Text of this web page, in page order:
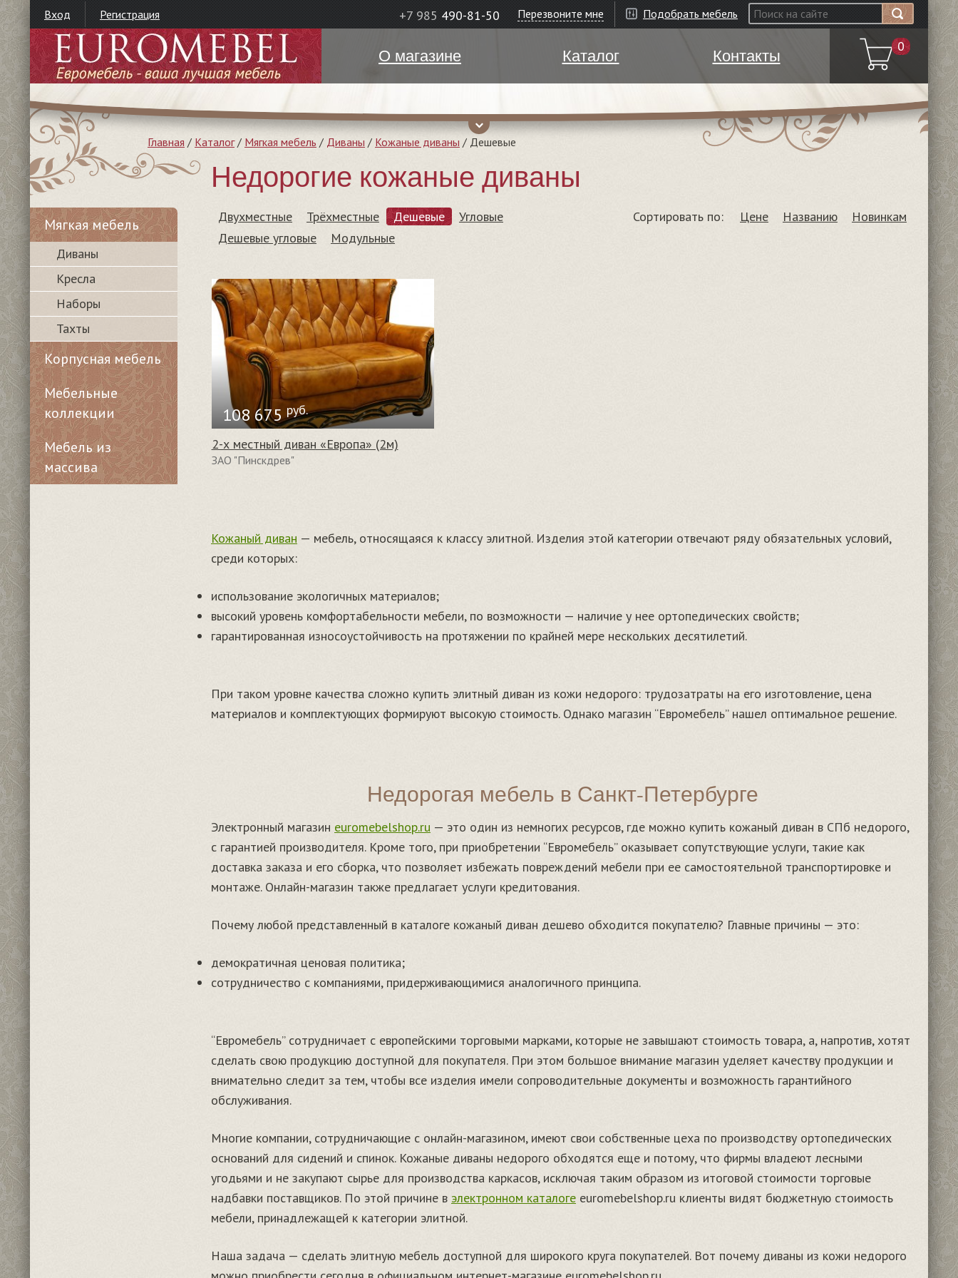
Вход Регистрация +7 985 490-81-50 Перезвоните мне Подобрать мебель
0
О магазине Каталог Контакты
Главная / Каталог/ Мягкая мебель / Диваны / Кожаные диваны / Дешевые
Недорогие кожаные диваны
Сортировать по: Цене Названию Новинкам
Двухместные Трёхместные Дешевые
Угловые
Дешевые угловые
Модульные
108 675 руб.
2-х местный диван «Европа» (2м)
ЗАО "Пинскдрев"
Кожаный диван — мебель, относящаяся к классу элитной. Изделия этой категории отвечают ряду обязательных условий,
среди которых:
использование экологичных материалов;
высокий уровень комфортабельности мебели, по возможности — наличие у нее ортопедических свойств;
гарантированная износоустойчивость на протяжении по крайней мере нескольких десятилетий.
При таком уровне качества сложно купить элитный диван из кожи недорого: трудозатраты на его изготовление, цена
материалов и комплектующих формируют высокую стоимость. Однако магазин “Евромебель” нашел оптимальное решение.
Недорогая мебель в Санкт-Петербурге
Электронный магазин euromebelshop.ru — это один из немногих ресурсов, где можно купить кожаный диван в СПб недорого,
с гарантией производителя. Кроме того, при приобретении “Евромебель” оказывает сопутствующие услуги, такие как
доставка заказа и его сборка, что позволяет избежать повреждений мебели при ее самостоятельной транспортировке и
монтаже. Онлайн-магазин также предлагает услуги кредитования.
Почему любой представленный в каталоге кожаный диван дешево обходится покупателю? Главные причины — это:
демократичная ценовая политика;
сотрудничество с компаниями, придерживающимися аналогичного принципа.
“Евромебель” сотрудничает с европейскими торговыми марками, которые не завышают стоимость товара, а, напротив, хотят
сделать свою продукцию доступной для покупателя. При этом большое внимание магазин уделяет качеству продукции и
внимательно следит за тем, чтобы все изделия имели сопроводительные документы и возможность гарантийного
обслуживания.
Многие компании, сотрудничающие с онлайн-магазином, имеют свои собственные цеха по производству ортопедических
оснований для сидений и спинок. Кожаные диваны недорого обходятся еще и потому, что фирмы владеют лесными
угодьями и не закупают сырье для производства каркасов, исключая таким образом из итоговой стоимости торговые
надбавки поставщиков. По этой причине в электронном каталоге euromebelshop.ru клиенты видят бюджетную стоимость
мебели, принадлежащей к категории элитной.
Наша задача — сделать элитную мебель доступной для широкого круга покупателей. Вот почему диваны из кожи недорого
Мягкая мебель
Диваны
Кресла
Наборы
Тахты
Корпусная мебель
Мебельные
коллекции
Мебель из
массива